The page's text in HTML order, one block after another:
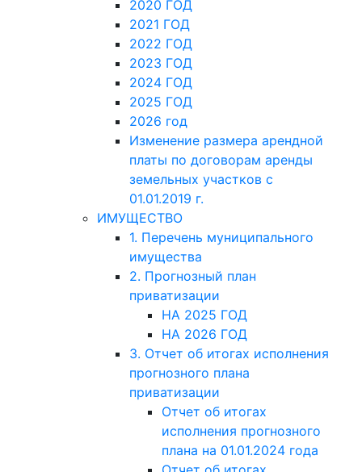
2020 ГОД
2021 ГОД
2022 ГОД
2023 ГОД
2024 ГОД
2025 ГОД
2026 год
Изменение размера арендной
платы по договорам аренды
земельных участков с
01.01.2019 г.
ИМУЩЕСТВО
1. Перечень муниципального
имущества
2. Прогнозный план
приватизации
НА 2025 ГОД
НА 2026 ГОД
3. Отчет об итогах исполнения
прогнозного плана
приватизации
Отчет об итогах
исполнения прогнозного
плана на 01.01.2024 года